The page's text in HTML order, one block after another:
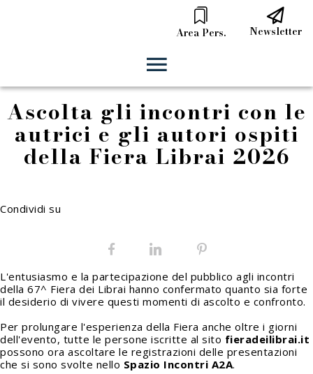
Area Pers. Newsletter
Ascolta gli incontri con le
autrici e gli autori ospiti
della Fiera Librai 2026
Condividi su
Facebook LinkedIn
L'entusiasmo e la partecipazione del pubblico agli incontri
della 67^ Fiera dei Librai hanno confermato quanto sia forte
il desiderio di vivere questi momenti di ascolto e confronto.
Per prolungare l'esperienza della Fiera anche oltre i giorni
dell'evento, tutte le persone iscritte al sito fieradeilibrai.it
possono ora ascoltare le registrazioni delle presentazioni
che si sono svolte nello Spazio Incontri A2A.